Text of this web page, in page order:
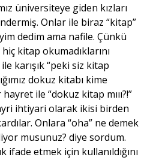
üniversiteye giden kızları
Onlar ile biraz “kitap”
dedim ama nafile. Çünkü
kitap okumadıklarını
karışık “peki siz kitap
dokuz kitabı kime
ile “dokuz kitap mııı?!”
ihtiyari olarak ikisi birden
Onlara “oha” ne demek
musunuz? diye sordum.
ifade etmek için kullanıldığını